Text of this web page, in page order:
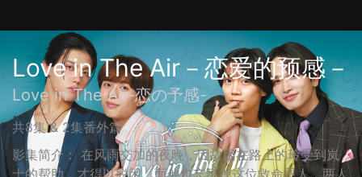
Love in The Air－恋爱的预感－
Love in The Air-恋の予感-
共8集 & 2集番外篇
影集简介： 在风雨交加的夜晚，因故困在路上的玲受到岚
士的帮助，才得以脱困，而他也忘不掉这位救命恩人，两人